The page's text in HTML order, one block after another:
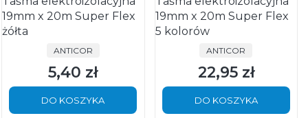
19mm x 20m Super Flex
żółta
PRODUCENT
ANTICOR
Cena
5,40 zł
DO KOSZYKA
19mm x 20m Super Flex
5 kolorów
PRODUCENT
ANTICOR
Cena
22,95 zł
DO KOSZYKA